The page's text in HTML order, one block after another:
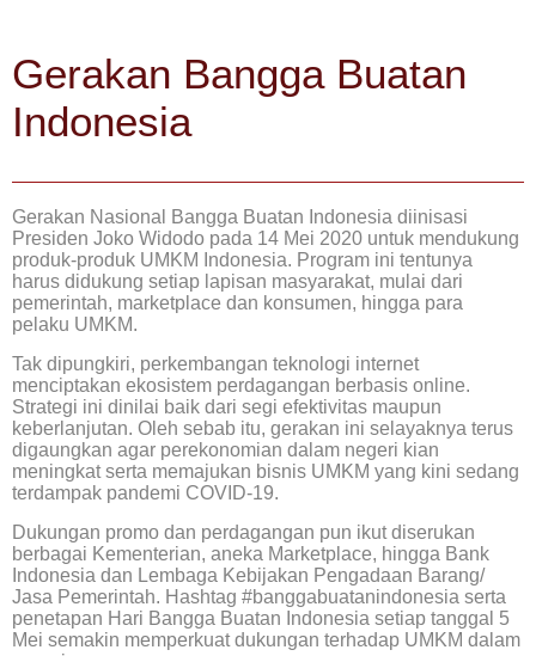
Gerakan Bangga Buatan
Indonesia
Gerakan Nasional Bangga Buatan Indonesia diinisasi
Presiden Joko Widodo pada 14 Mei 2020 untuk mendukung
produk-produk UMKM Indonesia. Program ini tentunya
harus didukung setiap lapisan masyarakat, mulai dari
pemerintah, marketplace dan konsumen, hingga para
pelaku UMKM.
Tak dipungkiri, perkembangan teknologi internet
menciptakan ekosistem perdagangan berbasis online.
Strategi ini dinilai baik dari segi efektivitas maupun
keberlanjutan. Oleh sebab itu, gerakan ini selayaknya terus
digaungkan agar perekonomian dalam negeri kian
meningkat serta memajukan bisnis UMKM yang kini sedang
terdampak pandemi COVID-19.
Dukungan promo dan perdagangan pun ikut diserukan
berbagai Kementerian, aneka Marketplace, hingga Bank
Indonesia dan Lembaga Kebijakan Pengadaan Barang/
Jasa Pemerintah. Hashtag #banggabuatanindonesia serta
penetapan Hari Bangga Buatan Indonesia setiap tanggal 5
Mei semakin memperkuat dukungan terhadap UMKM dalam